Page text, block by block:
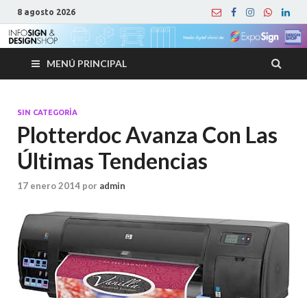
8 agosto 2026
MENÚ PRINCIPAL
SIN CATEGORÍA
Plotterdoc Avanza Con Las
Últimas Tendencias
17 enero 2014 por admin